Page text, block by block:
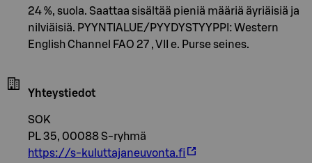
24 %, suola. Saattaa sisältää pieniä määriä äyriäisiä ja
nilviäisiä. PYYNTIALUE/PYYDYSTYYPPI: Western
English Channel FAO 27 , VII e. Purse seines.
Yhteystiedot
SOK
PL 35, 00088 S-ryhmä
https://s-kuluttajaneuvonta.fi